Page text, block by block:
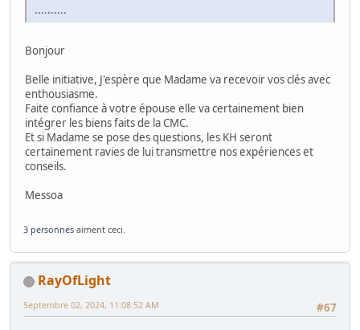
..........
Bonjour
Belle initiative, J'espère que Madame va recevoir vos clés avec
enthousiasme.
Faite confiance à votre épouse elle va certainement bien
intégrer les biens faits de la CMC.
Et si Madame se pose des questions, les KH seront
certainement ravies de lui transmettre nos expériences et
conseils.
Messoa
3 personnes aiment ceci.
RayOfLight
#67
Septembre 02, 2024, 11:08:52 AM